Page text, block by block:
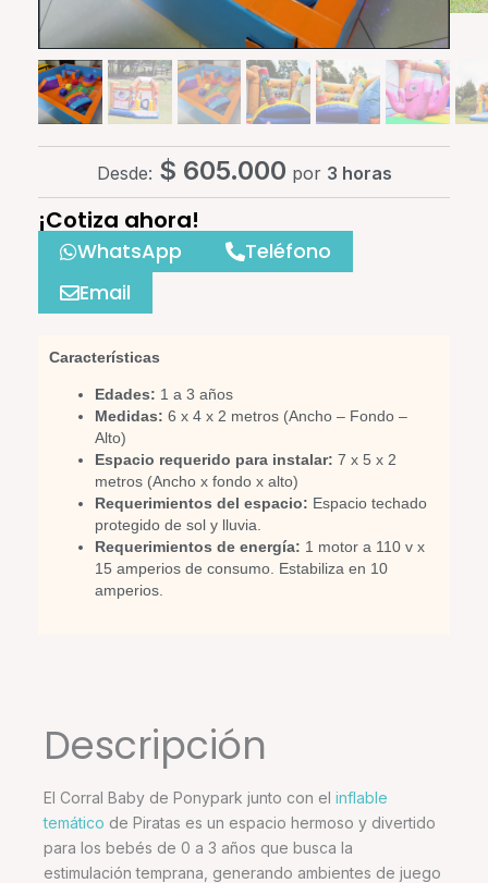
Características
Edades: 1 a 3 años
Medidas: 6 x 4 x 2 metros (Ancho – Fondo –
Alto)
Espacio requerido para instalar: 7 x 5 x 2
metros (Ancho x fondo x alto)
Requerimientos del espacio: Espacio techado
protegido de sol y lluvia.
Requerimientos de energía: 1 motor a 110 v x
15 amperios de consumo. Estabiliza en 10
amperios.
Desde: $ 605.000 por 3 horas
¡Cotiza ahora!
WhatsApp
Teléfono
Email
Descripción
El Corral Baby de Ponypark junto con el inflable
temático de Piratas es un espacio hermoso y divertido
para los bebés de 0 a 3 años que busca la
estimulación temprana, generando ambientes de juego